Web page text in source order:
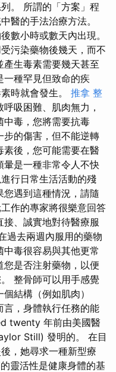
。 所謂的「方案」程
醫的手法治療方法。
數小時或數天內出現。
污染藥物後幾天，而不
生毒素需要幾天甚至
一種罕見但致命的疾
時就會發生。 推拿 整
吸困難、肌肉無力，
中毒，您將需要抗毒
的傷害，但不能逆轉
素後，您可能需要在醫
暈是一種非常令人不快
行日常生活活動的殘
遇到這種情況，請隨
作的專家將很樂意回答
、誠實地對待醫療服
過去兩週內服用的藥物
毒很容易與其他更常
您是否注射藥物，以便
整骨師可以用手感覺
結構（例如肌肉）
言，身體執行任務的能
twenty 年前由美國醫
Still) 發明的。 在目
，她尋求一種新型療
靈活性是健康身體的基